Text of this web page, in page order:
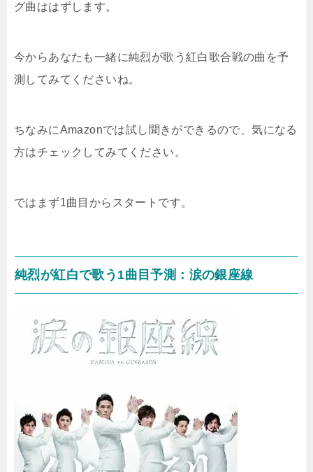
グ曲ははずします。
今からあなたも一緒に純烈が歌う紅白歌合戦の曲を予
測してみてくださいね。
ちなみにAmazonでは試し聞きができるので、気になる
方はチェックしてみてください。
ではまず1曲目からスタートです。
純烈が紅白で歌う1曲目予測：涙の銀座線